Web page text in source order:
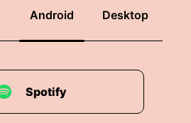
Android Desktop
Spotify